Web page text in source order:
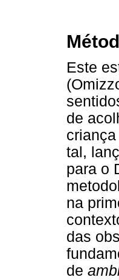
Este
de
tal,
para o
na
das
de